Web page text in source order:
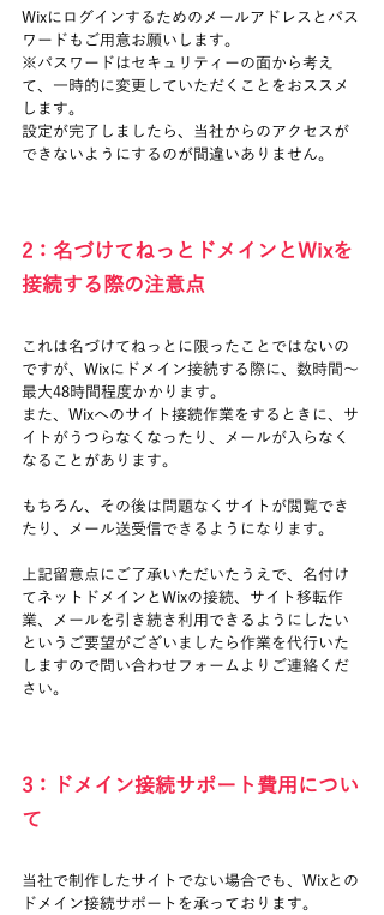
Wixにログインするためのメールアドレスとパス
ワードもご用意お願いします。
※パスワードはセキュリティーの面から考え
て、一時的に変更していただくことをおススメ
します。
設定が完了しましたら、当社からのアクセスが
できないようにするのが間違いありません。
2：名づけてねっとドメインとWixを
接続する際の注意点
これは名づけてねっとに限ったことではないの
ですが、Wixにドメイン接続する際に、数時間～
最大48時間程度かかります。
また、Wixへのサイト接続作業をするときに、サ
イトがうつらなくなったり、メールが入らなく
なることがあります。
もちろん、その後は問題なくサイトが閲覧でき
たり、メール送受信できるようになります。
上記留意点にご了承いただいたうえで、名付け
てネットドメインとWixの接続、サイト移転作
業、メールを引き続き利用できるようにしたい
というご要望がございましたら作業を代行いた
しますので問い合わせフォームよりご連絡くだ
さい。
3：ドメイン接続サポート費用につい
て
当社で制作したサイトでない場合でも、Wixとの
ドメイン接続サポートを承っております。